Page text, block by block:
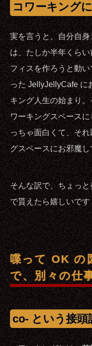
コワーキング
実を言うと、自分自
は、たしか半年くら
フィスを作ろうと動
った JellyJellyCafe に
キング人生の始まり
ワーキングスペース
っちゃ面白くて、そ
グスペースにお邪魔
そんな訳で、ちょっ
で貰えたら嬉しいで
喋って OK の
で、別々の仕
co- という接頭